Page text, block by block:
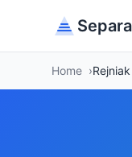
Home Rejniak